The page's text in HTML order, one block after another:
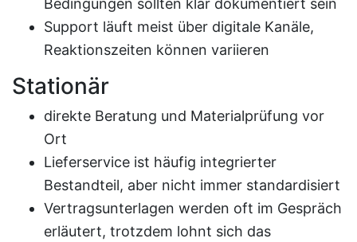
Bedingungen sollten klar dokumentiert sein
Support läuft meist über digitale Kanäle,
Reaktionszeiten können variieren
Stationär
direkte Beratung und Materialprüfung vor
Ort
Lieferservice ist häufig integrierter
Bestandteil, aber nicht immer standardisiert
Vertragsunterlagen werden oft im Gespräch
erläutert, trotzdem lohnt sich das